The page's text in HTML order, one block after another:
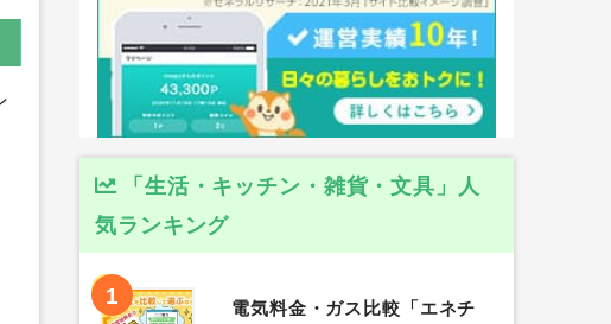
「生活・キッチン・雑貨・文具」人
気ランキング
1
電気料金・ガス比較「エネチ